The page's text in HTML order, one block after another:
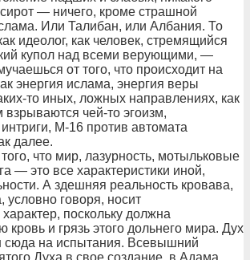
— ничего, кроме страшной
Или Талибан, или Албания. То
идеолог, как человек, стремящийся
купол над всеми верующими, —
от того, что происходит на
энергия ислама, энергия веры
то иных, ложных направлениях, как
взрываются чей-то эгоизм,
М-16 против автомата
далее.
что мир, лазурность, мотыльковые
— это все характеристики иной,
А здешняя реальность кровава,
условно говоря, носит
поскольку должна
кровь и грязь этого дольнего мира. Дух
сюда на испытания. Всевышний
Духа в свое создание, в Адама,